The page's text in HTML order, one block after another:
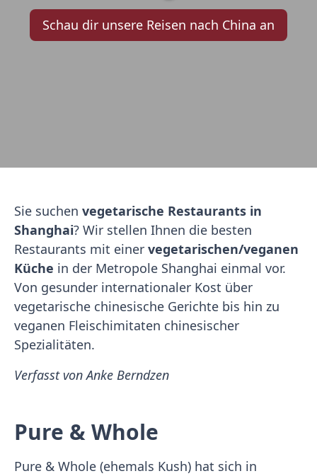
Schau dir unsere Reisen nach China an
Sie suchen vegetarische Restaurants in
Shanghai? Wir stellen Ihnen die besten
Restaurants mit einer vegetarischen/veganen
Küche in der Metropole Shanghai einmal vor.
Von gesunder internationaler Kost über
vegetarische chinesische Gerichte bis hin zu
veganen Fleischimitaten chinesischer
Spezialitäten.
Verfasst von Anke Berndzen
Pure & Whole
Pure & Whole (ehemals Kush) hat sich in